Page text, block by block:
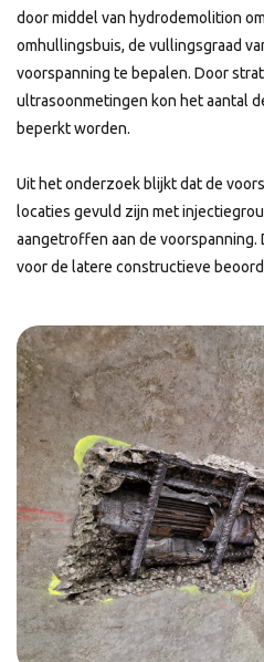
door middel van hydrodemolition
omhullingsbuis, de vullingsgraad
voorspanning te bepalen. Door
ultrasoonmetingen kon het aantal
beperkt worden.
Uit het onderzoek blijkt dat de
locaties gevuld zijn met
aangetroffen aan de
voor de latere constructieve